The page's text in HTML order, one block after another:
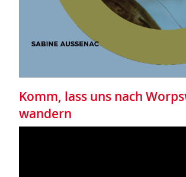
Komm, lass uns nach
wandern